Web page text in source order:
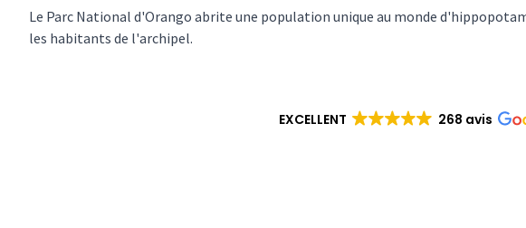
Le Parc National d'Orango abrite une population unique au monde
les habitants de l'archipel.
EXCELLENT 268 avis